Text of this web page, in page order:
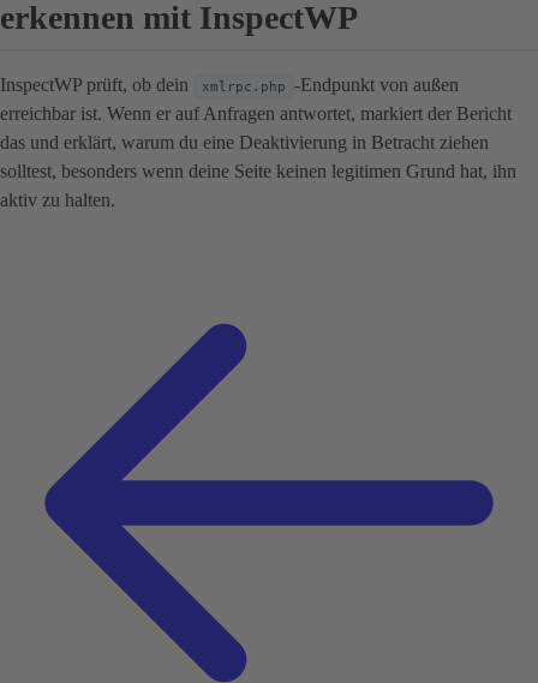
erkennen mit InspectWP
InspectWP prüft, ob dein xmlrpc.php -Endpunkt von außen
erreichbar ist. Wenn er auf Anfragen antwortet, markiert der Bericht
das und erklärt, warum du eine Deaktivierung in Betracht ziehen
solltest, besonders wenn deine Seite keinen legitimen Grund hat, ihn
aktiv zu halten.